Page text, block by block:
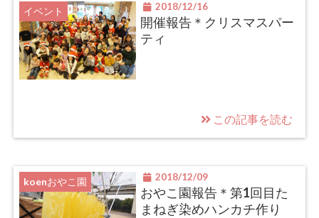
イベント 2018/12/16
開催報告＊クリスマスパー
ティ
この記事を読む
koenおやこ園 2018/12/09
おやこ園報告＊第1回目た
まねぎ染めハンカチ作り